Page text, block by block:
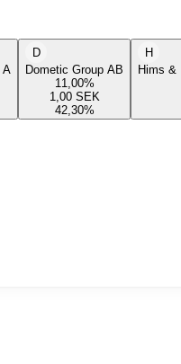
A
D
Dometic Group AB
11,00%
1,00 SEK
42,30%
H
Hims &